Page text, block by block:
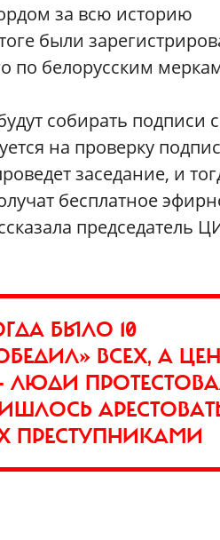
за всю историю
были
по белорусским
собирать подписи с
на проверку
заседание, и
бесплатное
председатель
БЫЛО 10
ВСЕХ, А
ЛЮДИ
ПРЕСТУПНИКАМИ